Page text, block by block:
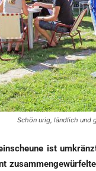
Schön urig, ländlich und
ist